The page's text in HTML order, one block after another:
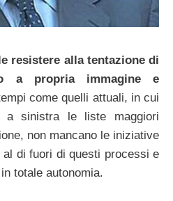
resistere alla tentazione di
a propria immagine e
come quelli attuali, in cui
a sinistra le liste maggiori
non mancano le iniziative
di fuori di questi processi e
totale autonomia.